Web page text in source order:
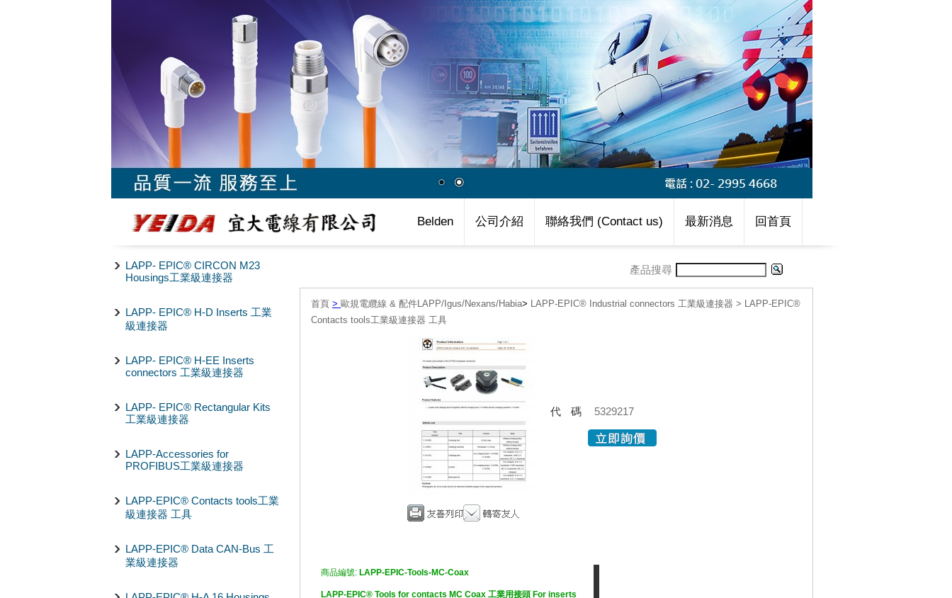
Belden 公司介紹 聯絡我們 (Contact us) 最新消息 回首頁
LAPP- EPIC® CIRCON M23
Housings工業級連接器
LAPP- EPIC® H-D Inserts 工業
級連接器
LAPP- EPIC® H-EE Inserts
connectors 工業級連接器
LAPP- EPIC® Rectangular Kits
工業級連接器
LAPP-Accessories for
PROFIBUS工業級連接器
LAPP-EPIC® Contacts tools工業
級連接器 工具
LAPP-EPIC® Data CAN-Bus 工
業級連接器
產品搜尋
首頁 > 歐規電纜線 & 配件LAPP/Igus/Nexans/Habia> LAPP-EPIC® Industrial connectors 工業級連接器 > LAPP-EPIC®
Contacts tools工業級連接器 工具
代碼 5329217
商品編號: LAPP-EPIC-Tools-MC-Coax
LAPP-EPIC® Tools for contacts MC Coax 工業用接頭 For inserts